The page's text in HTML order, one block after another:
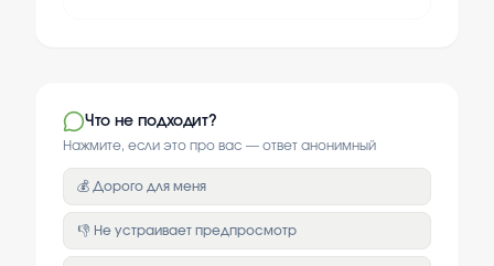
Что не подходит?
Нажмите, если это про вас — ответ анонимный
💰 Дорого для меня
👎 Не устраивает предпросмотр